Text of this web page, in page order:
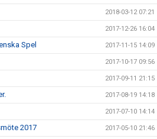
2018-03-12 07:21
2017-12-26 16:04
Spel 2017-11-15 14:09
2017-10-17 09:56
2017-09-11 21:15
2017-08-19 14:18
2017-07-10 14:14
2017 2017-05-10 21:46